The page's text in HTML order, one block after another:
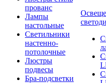
прованс
Лампы
настольные
Светильники
настенно-
потолочные
Люстры
подвесы
Бра-подсветки